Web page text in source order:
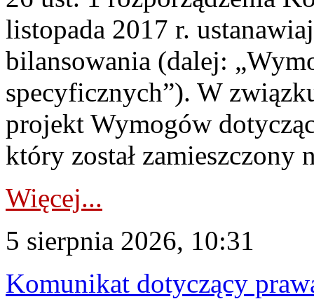
listopada 2017 r.
bilansowania (dalej:
specyficznych”). W
projekt Wymogów
który został zamieszczony
Więcej...
5 sierpnia 2026, 10:31
Komunikat dotyczący